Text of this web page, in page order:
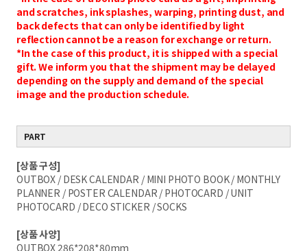
and scratches, ink splashes, warping, printing dust, and
back defects that can only be identified by light
reflection cannot be a reason for exchange or return.
*In the case of this product, it is shipped with a special
gift. We inform you that the shipment may be delayed
depending on the supply and demand of the special
image and the production schedule.
PART
[상품 구성]
OUTBOX / DESK CALENDAR / MINI PHOTO BOOK / MONTHLY
PLANNER / POSTER CALENDAR / PHOTOCARD / UNIT
PHOTOCARD / DECO STICKER / SOCKS
[상품 사양]
OUTBOX 286*208*80mm